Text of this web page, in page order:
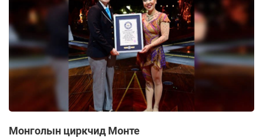
Монголын циркчид Монте